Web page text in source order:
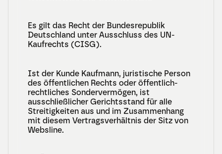
Es gilt das Recht der Bundesrepublik
Deutschland unter Ausschluss des UN-
Kaufrechts (CISG).
Ist der Kunde Kaufmann, juristische Person
des öffentlichen Rechts oder öffentlich-
rechtliches Sondervermögen, ist
ausschließlicher Gerichtsstand für alle
Streitigkeiten aus und im Zusammenhang
mit diesem Vertragsverhältnis der Sitz von
Websline.